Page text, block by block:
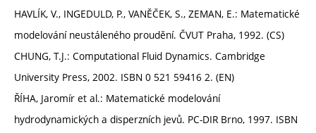
HAVLÍK, V., INGEDULD, P., VANĚČEK, S., ZEMAN, E.: Matematické
modelování neustáleného proudění. ČVUT Praha, 1992. (CS)
CHUNG, T.J.: Computational Fluid Dynamics. Cambridge
University Press, 2002. ISBN 0 521 59416 2. (EN)
ŘÍHA, Jaromír et al.: Matematické modelování
hydrodynamických a disperzních jevů. PC-DIR Brno, 1997. ISBN